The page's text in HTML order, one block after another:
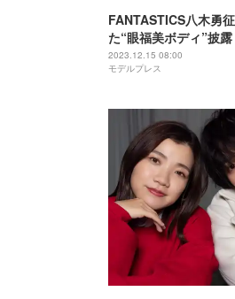
FANTASTICS八木勇
た“眼福美ボディ”披
ない」
2023.12.15 08:00
モデルプレス